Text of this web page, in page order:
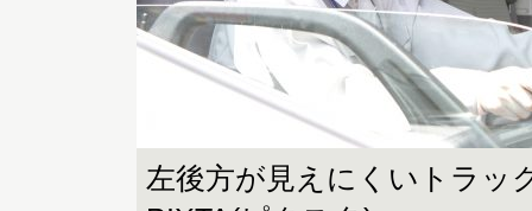
左後方が見えにくいトラ